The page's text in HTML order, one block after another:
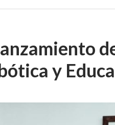
y